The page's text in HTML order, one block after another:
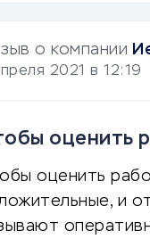
о компании
2021 в 12:19
оценить
оценить
и